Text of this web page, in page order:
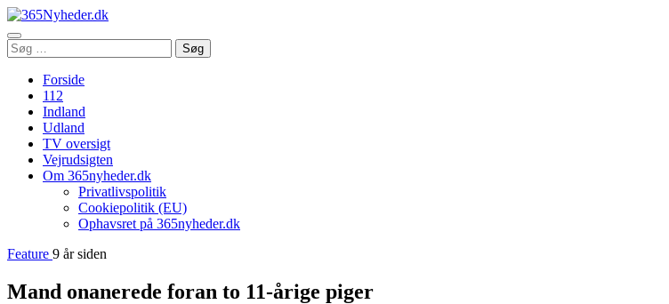
Åbn
menu
Søg
efter:
Søg
Forside
112
Indland
Udland
TV oversigt
Vejrudsigten
Om 365nyheder.dk
Privatlivspolitik
Cookiepolitik (EU)
Ophavsret på 365nyheder.dk
Feature 9 år siden
Mand onanerede foran to 11-årige piger